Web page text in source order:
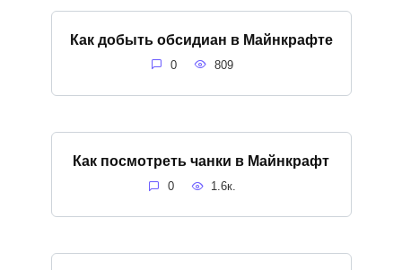
Как добыть обсидиан в Майнкрафте
0 809
Как посмотреть чанки в Майнкрафт
0 1.6к.